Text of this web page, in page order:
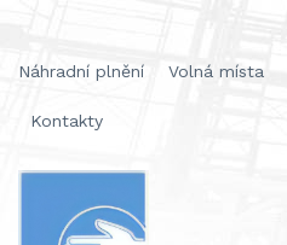
Náhradní plnění Volná místa
Kontakty